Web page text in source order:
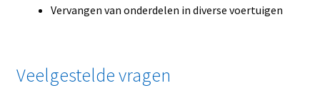
Vervangen van onderdelen in diverse voertuigen
Veelgestelde vragen